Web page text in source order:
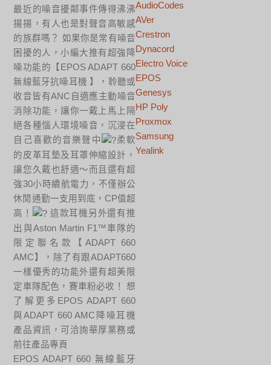
最近的噪音擾鄰事件傳得沸沸
揚揚，有人也是對聲音高敏感
的族群嗎？ 如果你是常有噪音
困擾的人，小編大推有超強降
噪功能的【EPOS ADAPT 660
無線藍牙抗噪耳機 】，聆聽或
收音皆有ANC自適應主動噪音
消除功能，讓你一戴上馬上隔
絕各種惱人環境噪音，沉浸在
自己喜歡的音樂聲中
柔軟
的皮革耳墊及耳罩伸縮設計，
讓您久戴也舒適～而且還有超
強30小時續航電力，不僅辦公
休閒通勤一支用到底，CP值超
高！
這款耳機另外還有推
出與Aston Martin F1™車隊的
限定聯名款【ADAPT 660
AMC】，除了有跟ADAPT660
一樣優秀的功能外還有超美限
定車隊配色，賽車粉必收！ 想
了解更多EPOS ADAPT 660
與ADAPT 660 AMC降噪耳機
產品資訊，可洽詢華厚業務或
前往產品專頁
EPOS ADAPT 660 無線藍牙
AudioCodes
AVer
Crestron
Dynacord
Electro Voice
EPOS
Genesys
HP Poly
Proxmox
Samsung
Yealink